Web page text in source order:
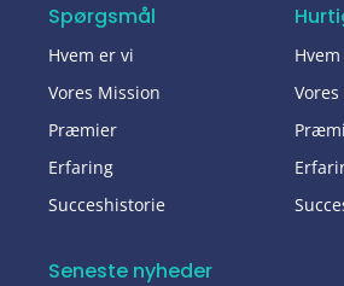
Spørgsmål
Hvem er vi
Vores Mission
Præmier
Erfaring
Succeshistorie
Seneste nyheder